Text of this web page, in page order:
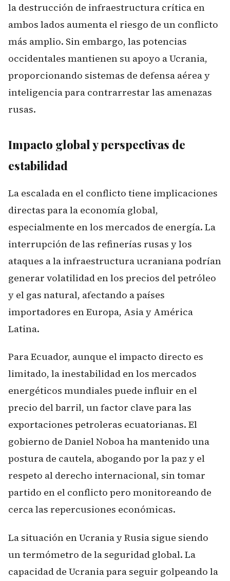
la destrucción de infraestructura crítica en
ambos lados aumenta el riesgo de un conflicto
más amplio. Sin embargo, las potencias
occidentales mantienen su apoyo a Ucrania,
proporcionando sistemas de defensa aérea y
inteligencia para contrarrestar las amenazas
rusas.
Impacto global y perspectivas de
estabilidad
La escalada en el conflicto tiene implicaciones
directas para la economía global,
especialmente en los mercados de energía. La
interrupción de las refinerías rusas y los
ataques a la infraestructura ucraniana podrían
generar volatilidad en los precios del petróleo
y el gas natural, afectando a países
importadores en Europa, Asia y América
Latina.
Para Ecuador, aunque el impacto directo es
limitado, la inestabilidad en los mercados
energéticos mundiales puede influir en el
precio del barril, un factor clave para las
exportaciones petroleras ecuatorianas. El
gobierno de Daniel Noboa ha mantenido una
postura de cautela, abogando por la paz y el
respeto al derecho internacional, sin tomar
partido en el conflicto pero monitoreando de
cerca las repercusiones económicas.
La situación en Ucrania y Rusia sigue siendo
un termómetro de la seguridad global. La
capacidad de Ucrania para seguir golpeando la